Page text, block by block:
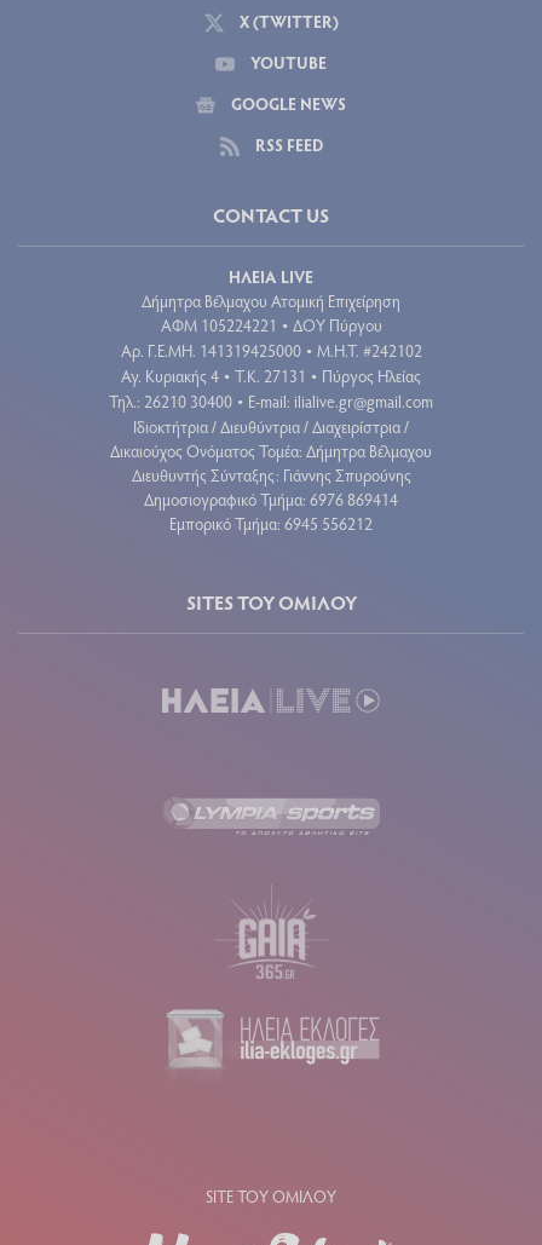
X (TWITTER)
YOUTUBE
GOOGLE NEWS
RSS FEED
CONTACT US
ΗΛΕΙΑ LIVE
Δήμητρα Βέλμαχου Ατομική Επιχείρηση
ΑΦΜ 105224221 • ΔΟΥ Πύργου
Aρ. Γ.Ε.ΜΗ. 141319425000 • Μ.Η.Τ. #242102
Αγ. Κυριακής 4 • Τ.Κ. 27131 • Πύργος Ηλείας
Τηλ.: 26210 30400 • E-mail: ilialive.gr@gmail.com
Ιδιοκτήτρια / Διευθύντρια / Διαχειρίστρια /
Δικαιούχος Ονόματος Τομέα: Δήμητρα Βέλμαχου
Διευθυντής Σύνταξης: Γιάννης Σπυρούνης
Δημοσιογραφικό Τμήμα: 6976 869414
Εμπορικό Τμήμα: 6945 556212
SITES ΤΟΥ ΟΜΙΛΟΥ
SITE ΤΟΥ ΟΜΙΛΟΥ